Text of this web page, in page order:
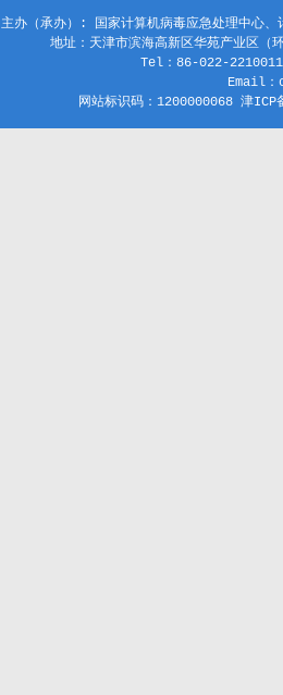
主办（承办）: 国家计算机病毒应急处理中心
地址：天津市滨海高新区华苑产业区
Tel：86-022-
Email
网站标识码：1200000068 津